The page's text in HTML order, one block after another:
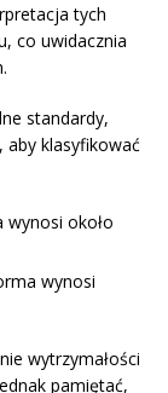
tych
co uwidacznia
standardy,
aby klasyfikować
około
wynosi
wytrzymałości
pamiętać,